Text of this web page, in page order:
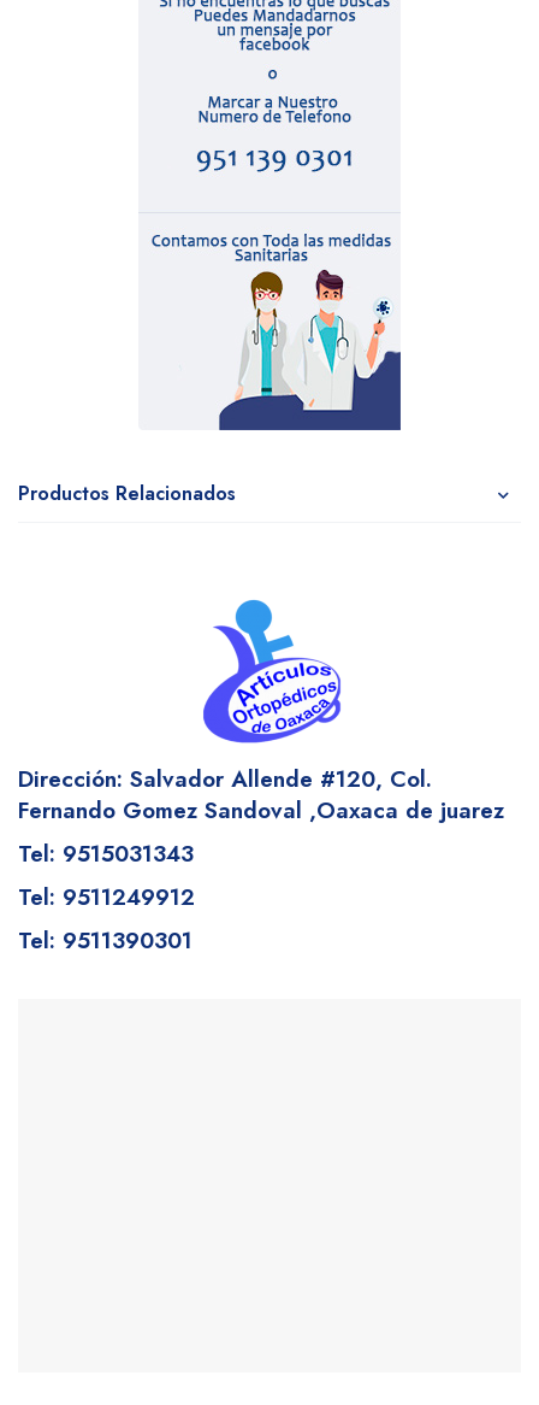
Productos Relacionados
Dirección: Salvador Allende #120, Col.
Fernando Gomez Sandoval ,Oaxaca de juarez
Tel: 9515031343
Tel: 9511249912
Tel: 9511390301